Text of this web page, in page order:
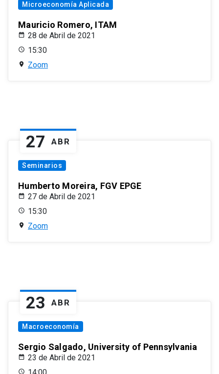
Microeconomía Aplicada
Mauricio Romero, ITAM
28 de Abril de 2021
15:30
Zoom
27 ABR
Seminarios
Humberto Moreira, FGV EPGE
27 de Abril de 2021
15:30
Zoom
23 ABR
Macroeconomía
Sergio Salgado, University of Pennsylvania
23 de Abril de 2021